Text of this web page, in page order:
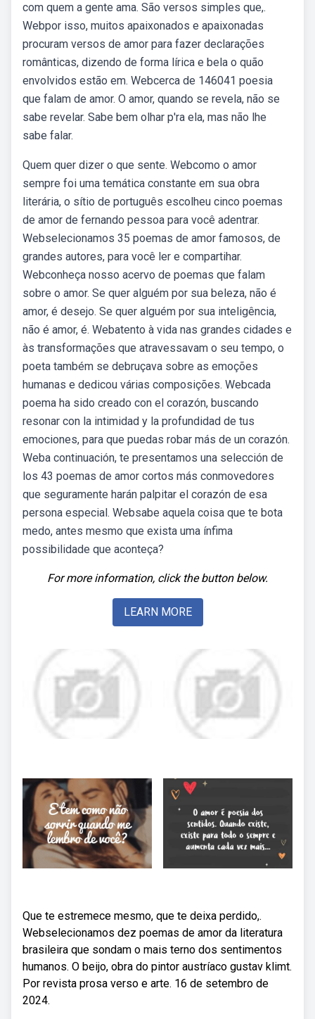
com quem a gente ama. São versos simples que,.
Webpor isso, muitos apaixonados e apaixonadas
procuram versos de amor para fazer declarações
românticas, dizendo de forma lírica e bela o quão
envolvidos estão em. Webcerca de 146041 poesia
que falam de amor. O amor, quando se revela, não se
sabe revelar. Sabe bem olhar p'ra ela, mas não lhe
sabe falar.
Quem quer dizer o que sente. Webcomo o amor
sempre foi uma temática constante em sua obra
literária, o sítio de português escolheu cinco poemas
de amor de fernando pessoa para você adentrar.
Webselecionamos 35 poemas de amor famosos, de
grandes autores, para você ler e compartihar.
Webconheça nosso acervo de poemas que falam
sobre o amor. Se quer alguém por sua beleza, não é
amor, é desejo. Se quer alguém por sua inteligência,
não é amor, é. Webatento à vida nas grandes cidades e
às transformações que atravessavam o seu tempo, o
poeta também se debruçava sobre as emoções
humanas e dedicou várias composições. Webcada
poema ha sido creado con el corazón, buscando
resonar con la intimidad y la profundidad de tus
emociones, para que puedas robar más de un corazón.
Weba continuación, te presentamos una selección de
los 43 poemas de amor cortos más conmovedores
que seguramente harán palpitar el corazón de esa
persona especial. Websabe aquela coisa que te bota
medo, antes mesmo que exista uma ínfima
possibilidade que aconteça?
For more information, click the button below.
LEARN MORE
Que te estremece mesmo, que te deixa perdido,.
Webselecionamos dez poemas de amor da literatura
brasileira que sondam o mais terno dos sentimentos
humanos. O beijo, obra do pintor austríaco gustav klimt.
Por revista prosa verso e arte. 16 de setembro de
2024.